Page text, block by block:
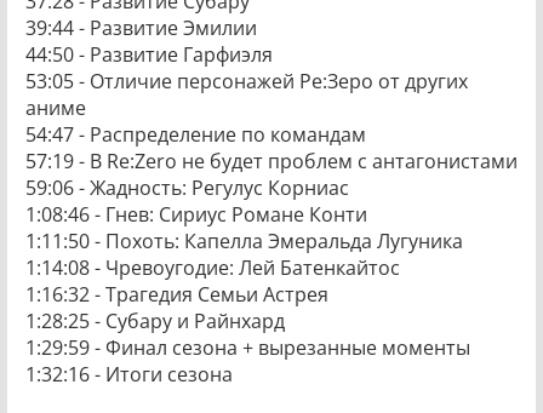
39:44 - Развитие Эмилии
44:50 - Развитие Гарфиэля
53:05 - Отличие персонажей Ре:Зеро от других
аниме
54:47 - Распределение по командам
57:19 - В Re:Zero не будет проблем с антагонистами
59:06 - Жадность: Регулус Корниас
1:08:46 - Гнев: Сириус Романе Конти
1:11:50 - Похоть: Капелла Эмеральда Лугуника
1:14:08 - Чревоугодие: Лей Батенкайтос
1:16:32 - Трагедия Семьи Астрея
1:28:25 - Субару и Райнхард
1:29:59 - Финал сезона + вырезанные моменты
1:32:16 - Итоги сезона